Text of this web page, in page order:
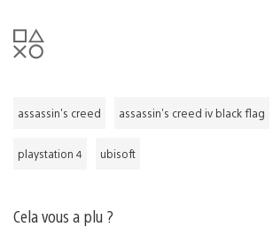
assassin's creed assassin's creed iv black flag
playstation 4 ubisoft
Cela vous a plu ?